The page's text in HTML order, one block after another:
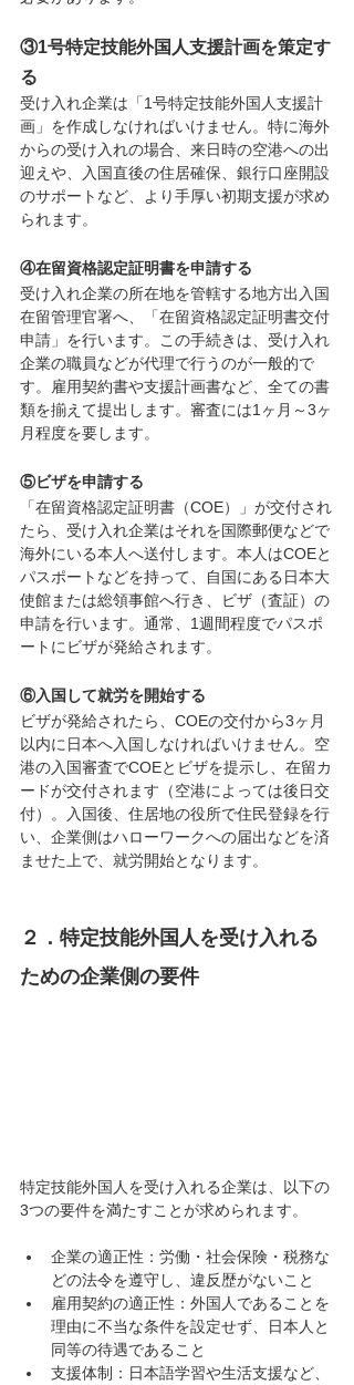
③1号特定技能外国人支援計画を策定す
る
受け入れ企業は「1号特定技能外国人支援計
画」を作成しなければいけません。特に海外
からの受け入れの場合、来日時の空港への出
迎えや、入国直後の住居確保、銀行口座開設
のサポートなど、より手厚い初期支援が求め
られます。
④在留資格認定証明書を申請する
受け入れ企業の所在地を管轄する地方出入国
在留管理官署へ、「在留資格認定証明書交付
申請」を行います。この手続きは、受け入れ
企業の職員などが代理で行うのが一般的で
す。雇用契約書や支援計画書など、全ての書
類を揃えて提出します。審査には1ヶ月～3ヶ
月程度を要します。
⑤ビザを申請する
「在留資格認定証明書（COE）」が交付され
たら、受け入れ企業はそれを国際郵便などで
海外にいる本人へ送付します。本人はCOEと
パスポートなどを持って、自国にある日本大
使館または総領事館へ行き、ビザ（査証）の
申請を行います。通常、1週間程度でパスポ
ートにビザが発給されます。
⑥入国して就労を開始する
ビザが発給されたら、COEの交付から3ヶ月
以内に日本へ入国しなければいけません。空
港の入国審査でCOEとビザを提示し、在留カ
ードが交付されます（空港によっては後日交
付）。入国後、住居地の役所で住民登録を行
い、企業側はハローワークへの届出などを済
ませた上で、就労開始となります。
２．特定技能外国人を受け入れる
ための企業側の要件
特定技能外国人を受け入れる企業は、以下の
3つの要件を満たすことが求められます。
企業の適正性：労働・社会保険・税務な
どの法令を遵守し、違反歴がないこと
雇用契約の適正性：外国人であることを
理由に不当な条件を設定せず、日本人と
同等の待遇であること
支援体制：日本語学習や生活支援など、